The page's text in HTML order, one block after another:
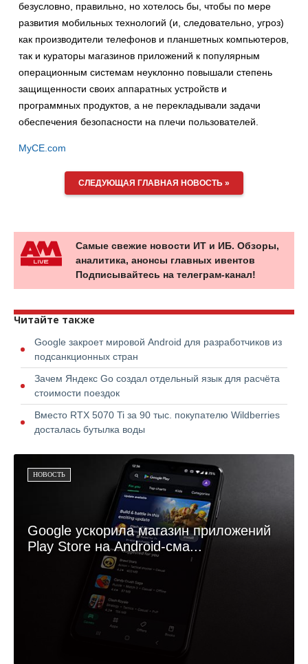
безусловно, правильно, но хотелось бы, чтобы по мере
развития мобильных технологий (и, следовательно, угроз)
как производители телефонов и планшетных компьютеров,
так и кураторы магазинов приложений к популярным
операционным системам неуклонно повышали степень
защищенности своих аппаратных устройств и
программных продуктов, а не перекладывали задачи
обеспечения безопасности на плечи пользователей.
MyCE.com
СЛЕДУЮЩАЯ ГЛАВНАЯ НОВОСТЬ »
Самые свежие новости ИТ и ИБ. Обзоры,
аналитика, анонсы главных ивентов
Подписывайтесь на телеграм-канал!
Читайте также
Google закроет мировой Android для разработчиков из
подсанкционных стран
Зачем Яндекс Go создал отдельный язык для расчёта
стоимости поездок
Вместо RTX 5070 Ti за 90 тыс. покупателю Wildberries
досталась бутылка воды
НОВОСТЬ
Google ускорила магазин приложений
Play Store на Android-сма...